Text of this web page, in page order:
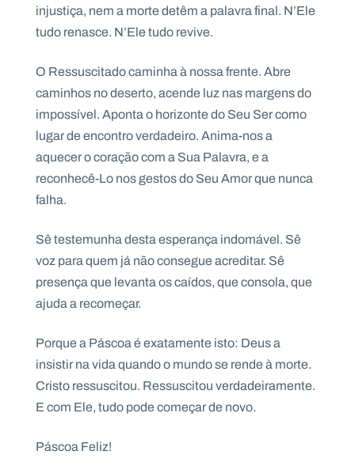
injustiça, nem a morte detêm a palavra final. N’Ele
tudo renasce. N’Ele tudo revive.
O Ressuscitado caminha à nossa frente. Abre
caminhos no deserto, acende luz nas margens do
impossível. Aponta o horizonte do Seu Ser como
lugar de encontro verdadeiro. Anima-nos a
aquecer o coração com a Sua Palavra, e a
reconhecê-Lo nos gestos do Seu Amor que nunca
falha.
Sê testemunha desta esperança indomável. Sê
voz para quem já não consegue acreditar. Sê
presença que levanta os caídos, que consola, que
ajuda a recomeçar.
Porque a Páscoa é exatamente isto: Deus a
insistir na vida quando o mundo se rende à morte.
Cristo ressuscitou. Ressuscitou verdadeiramente.
E com Ele, tudo pode começar de novo.
Páscoa Feliz!
a
l
i
a
n
o
s
.
p
t
g
n
d
a
o
t
a
c
t
e
w
s
l
e
r